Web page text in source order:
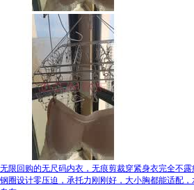
无限回购的无尺码内衣，无痕剪裁穿紧身衣完全不
钢圈设计零压迫，承托力刚刚好，大小胸都能适配